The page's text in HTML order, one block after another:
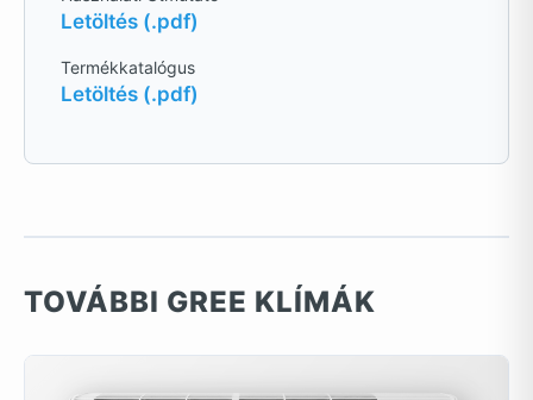
Letöltés (.pdf)
Termékkatalógus
Letöltés (.pdf)
TOVÁBBI GREE KLÍMÁK